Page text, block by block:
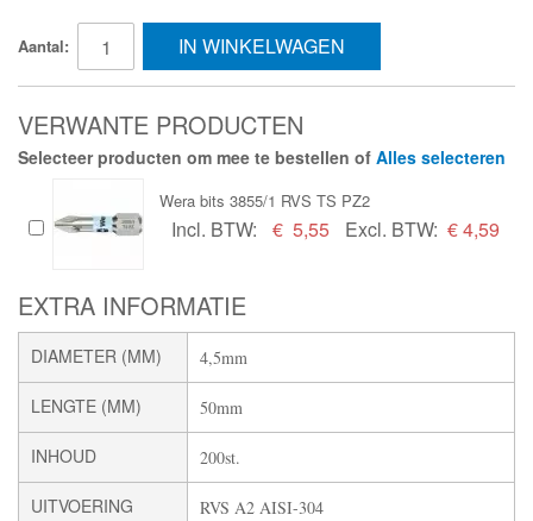
Aantal: IN WINKELWAGEN
VERWANTE PRODUCTEN
Selecteer producten om mee te bestellen of Alles selecteren
Wera bits 3855/1 RVS TS PZ2
Incl. BTW: € 5,55 Excl. BTW: € 4,59
EXTRA INFORMATIE
DIAMETER (MM) 4,5mm
LENGTE (MM) 50mm
INHOUD 200st.
UITVOERING RVS A2 AISI-304